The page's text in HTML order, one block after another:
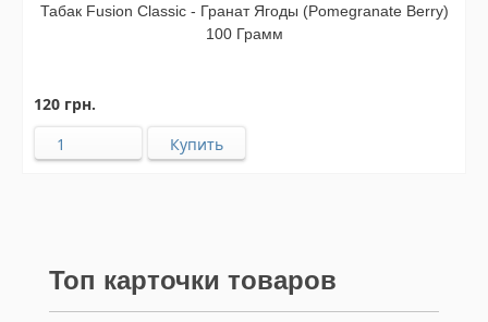
Табак Fusion Classic - Гранат Ягоды (Pomegranate Berry)
100 Грамм
120 грн.
Топ карточки товаров